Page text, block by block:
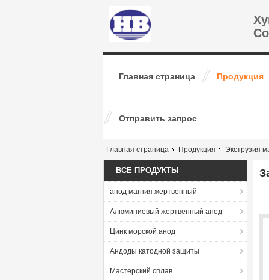
Главная страница Продукция
Отправить запрос
Главная страница Продукция Экструзия
ВСЕ ПРОДУКТЫ
анод магния жертвенный
Алюминиевый жертвенный анод
Цинк морской анод
Андоды катодной защиты
Мастерский сплав